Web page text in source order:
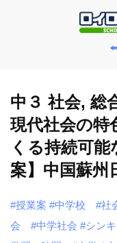
中３ 社会, 総
現代社会の特
くる持続可
案】中国蘇
#授業案 #中学校 #社
会
#中学社会 #シン